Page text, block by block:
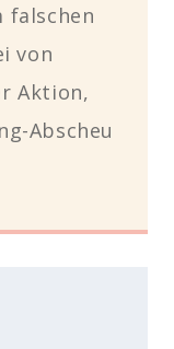
von
Aktion,
Abscheu